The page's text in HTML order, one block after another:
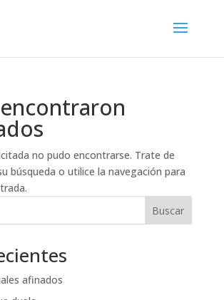
no pudo encontrarse. Trate de
búsqueda o utilice la navegación para
Buscar
afinados